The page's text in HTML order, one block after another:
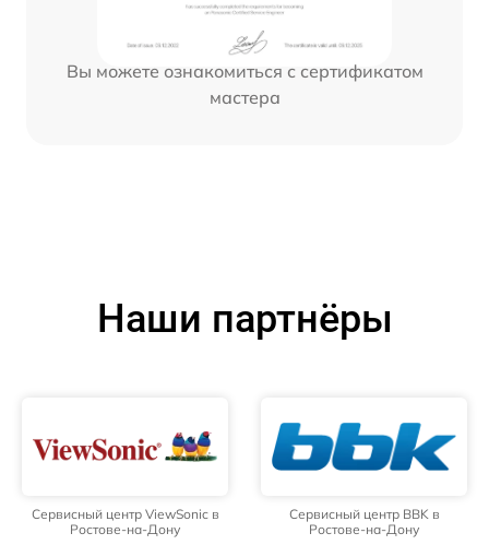
Вы можете ознакомиться с сертификатом
мастера
Наши партнёры
Сервисный центр ViewSonic в
Ростове-на-Дону
Сервисный центр BBK в
Ростове-на-Дону